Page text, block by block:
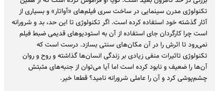
تکنولوژی مدرن سینمایی در ساخت سری فیلم‌های «آواتار» و بسیاری از
آثار گذشته خود استفاده کرده است. اگر تکنولوژی تا این حد، بد و شرورانه
است چرا کارگردان جای استفاده از آن به استودیوهای قدیمی ضبط فیلم
نمی‌رود تا اثرش را در آن مکان‌های سنتی بسازد. درست است که
تکنولوژی تاثیرات منفی زیادی بر زندگی انسان‌ها گذاشته و روح و روان
آن‌ها را ضعیف و نابود کرده است اما آیا می‌توان از جنبه‌های مثبتش
چشم‌پوشی کرد و آن را عاملی شرورانه نامید؟ قطعا خیر.